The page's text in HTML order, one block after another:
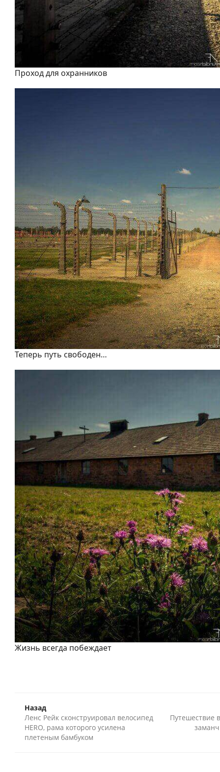
Проход для охранников
Теперь путь свободен…
Жизнь всегда побеждает
Назад
Ленс Рейк сконструировал велосипед
HERO, рама которого усилена
плетеным бамбуком
Путешествие